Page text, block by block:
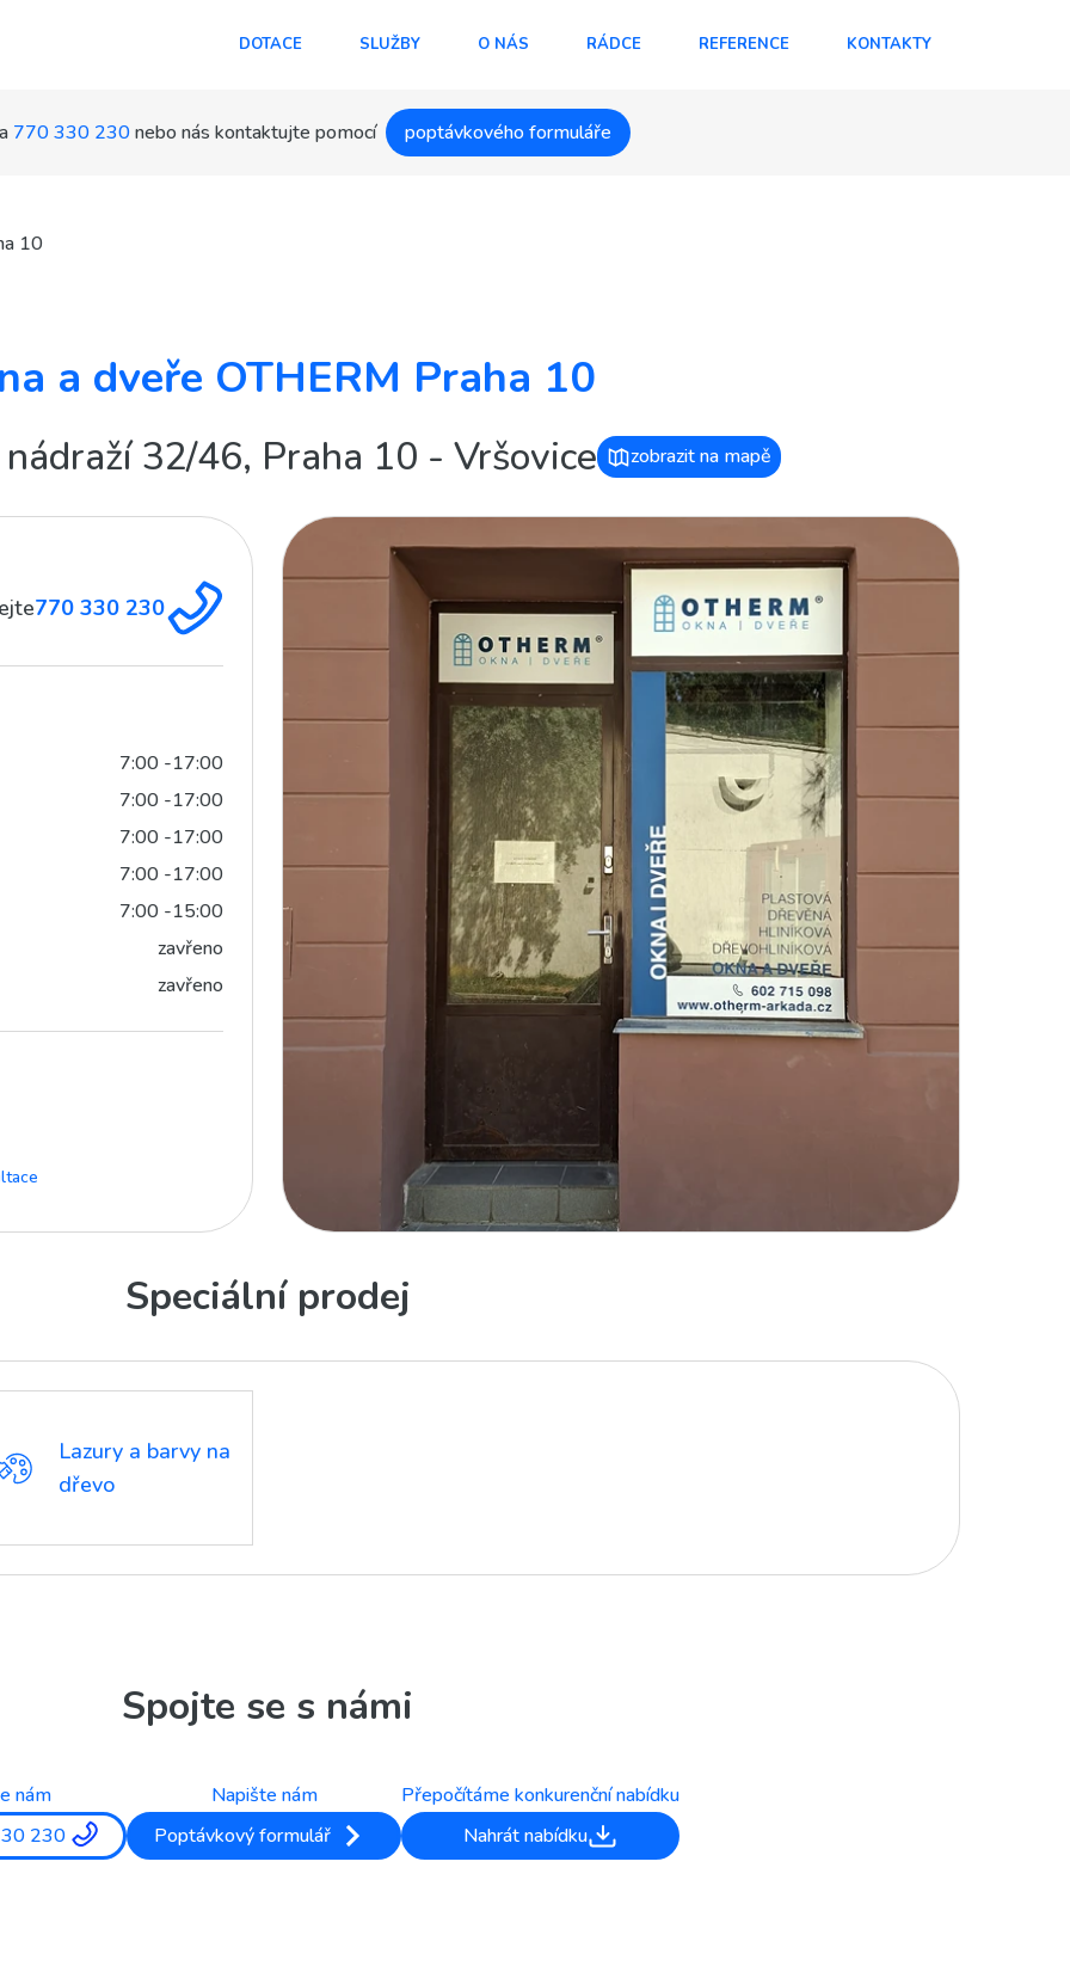
DOTACE SLUŽBY O NÁS RÁDCE REFERENCE KONTAKTY
770 330 230 nebo nás kontaktujte pomocí poptávkového formuláře
10
a dveře OTHERM Praha 10
32/46, Praha 10 - Vršovice zobrazit na mapě
770 330 230
7:00 -17:00
7:00 -17:00
7:00 -17:00
7:00 -17:00
7:00 -15:00
zavřeno
zavřeno
Speciální prodej
Lazury a barvy na
dřevo
Spojte se s námi
nám
230
Napište nám
Poptávkový formulář
Přepočítáme konkurenční nabídku
Nahrát nabídku